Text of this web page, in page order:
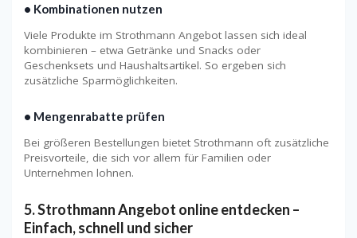
• Kombinationen nutzen
Viele Produkte im Strothmann Angebot lassen sich ideal
kombinieren – etwa Getränke und Snacks oder
Geschenksets und Haushaltsartikel. So ergeben sich
zusätzliche Sparmöglichkeiten.
• Mengenrabatte prüfen
Bei größeren Bestellungen bietet Strothmann oft zusätzliche
Preisvorteile, die sich vor allem für Familien oder
Unternehmen lohnen.
5. Strothmann Angebot online entdecken –
Einfach, schnell und sicher